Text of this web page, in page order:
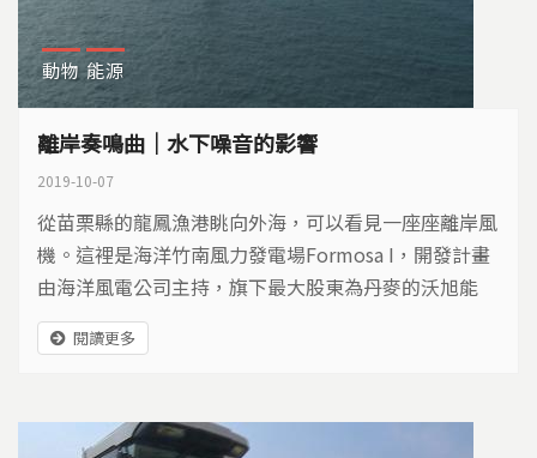
動物 能源
離岸奏鳴曲｜水下噪音的影響
2019-10-07
從苗栗縣的龍鳳漁港眺向外海，可以看見一座座離岸風
機。這裡是海洋竹南風力發電場Formosa I，開發計畫
由海洋風電公司主持，旗下最大股東為丹麥的沃旭能
源，此外還包含日本的JERA，以及本土企業上緯等。
閱讀更多